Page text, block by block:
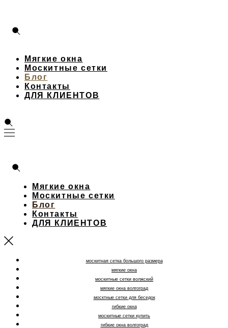
Мягкие окна
Москитные сетки
Блог
Контакты
ДЛЯ КЛИЕНТОВ
Мягкие окна
Москитные сетки
Блог
Контакты
ДЛЯ КЛИЕНТОВ
москитная сетка большого размера
мягкие окна
москитные сетки волжский
мягкие окна волгоград
москтные сетки для беседок
гибкие окна
москитные сетки купить
гибкие окна волгоград